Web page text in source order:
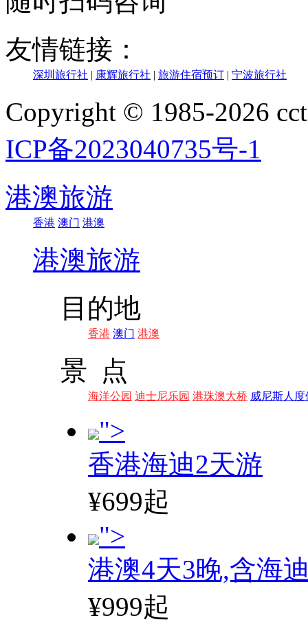
友情链接：
深圳旅行社 | 康辉旅行社 | 旅游住宿预订 | 宁波旅行社
Copyright © 1985-2026
ICP备2023040735号-1
港澳旅游
香港 澳门 港澳
港澳旅游
目的地
香港 澳门 港澳
景 点
海洋公园 迪士尼乐园 港珠澳大桥 威尼斯人度
">
香港海迪2天游
¥699起
">
港澳4天3晚,含海
¥999起